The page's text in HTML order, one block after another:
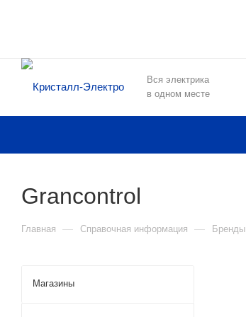
Вся электрика
в одном месте
Grancontrol
Главная — Справочная информация — Бренды
Магазины